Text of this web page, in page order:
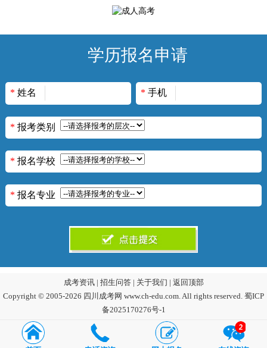
学历报名申请
* 姓名 * 手机
* 报考类别
* 报名学校
* 报名专业
成考资讯| 招生问答| 关于我们 | 返回顶部
Copyright © 2005-2026 四川成考网 www.ch-edu.com. All rights reserved. 蜀ICP
备2025170276号-1